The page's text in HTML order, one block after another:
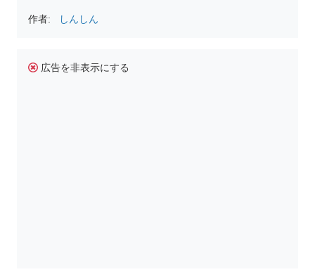
作者: しんしん
広告を非表示にする